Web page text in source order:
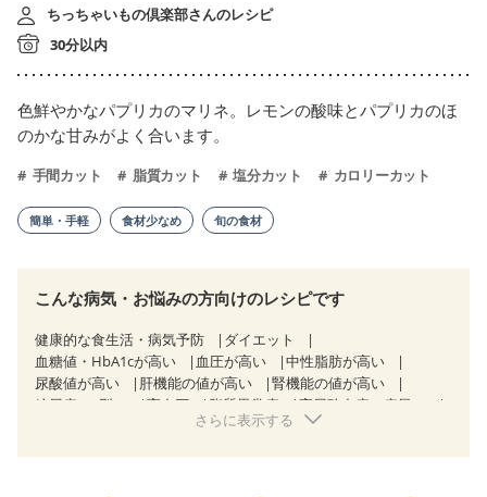
ちっちゃいもの倶楽部さんのレシピ
30分以内
色鮮やかなパプリカのマリネ。レモンの酸味とパプリカのほ
のかな甘みがよく合います。
手間カット 脂質カット 塩分カット カロリーカット
簡単・手軽 食材少なめ 旬の食材
こんな病気・お悩みの方向けのレシピです
健康的な食生活・病気予防
ダイエット
血糖値・HbA1cが高い
血圧が高い
中性脂肪が高い
尿酸値が高い
肝機能の値が高い
腎機能の値が高い
糖尿病（2型）
高血圧 脂質異常症
高尿酸血症（痛風）
心臓弁膜症 心不全
さらに表示する